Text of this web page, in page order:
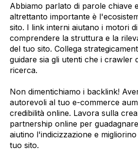
Abbiamo parlato di parole chiave
altrettanto importante è
sito. I link interni aiutano i motori
comprendere la struttura e la
del tuo sito. Collega
guidare sia gli utenti che i crawler
ricerca.
Non dimentichiamo i backlink!
autorevoli al tuo e-commerce
credibilità online. Lavora sulla
partnership online per
aiutino l'indicizzazione e
tuo sito.